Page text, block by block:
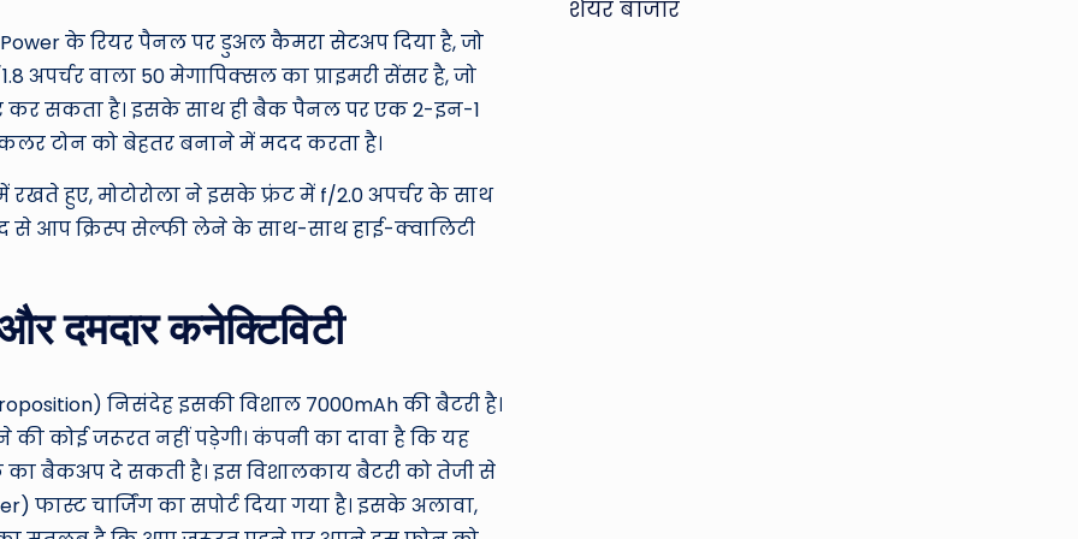
Power के रियर पैनल पर डुअल कैमरा सेटअप दिया है, जो
अपर्चर वाला 50 मेगापिक्सल का प्राइमरी सेंसर है, जो
कर सकता है। इसके साथ ही बैक पैनल पर एक 2-इन-1
टोन को बेहतर बनाने में मदद करता है।
हुए, मोटोरोला ने इसके फ्रंट में f/2.0 अपर्चर के साथ
से आप क्रिस्प सेल्फी लेने के साथ-साथ हाई-क्वालिटी
दमदार कनेक्टिविटी
निसंदेह इसकी विशाल 7000mAh की बैटरी है।
की कोई जरूरत नहीं पड़ेगी। कंपनी का दावा है कि यह
का बैकअप दे सकती है। इस विशालकाय बैटरी को तेजी से
फास्ट चार्जिंग का सपोर्ट दिया गया है। इसके अलावा,
शेयर बाजार